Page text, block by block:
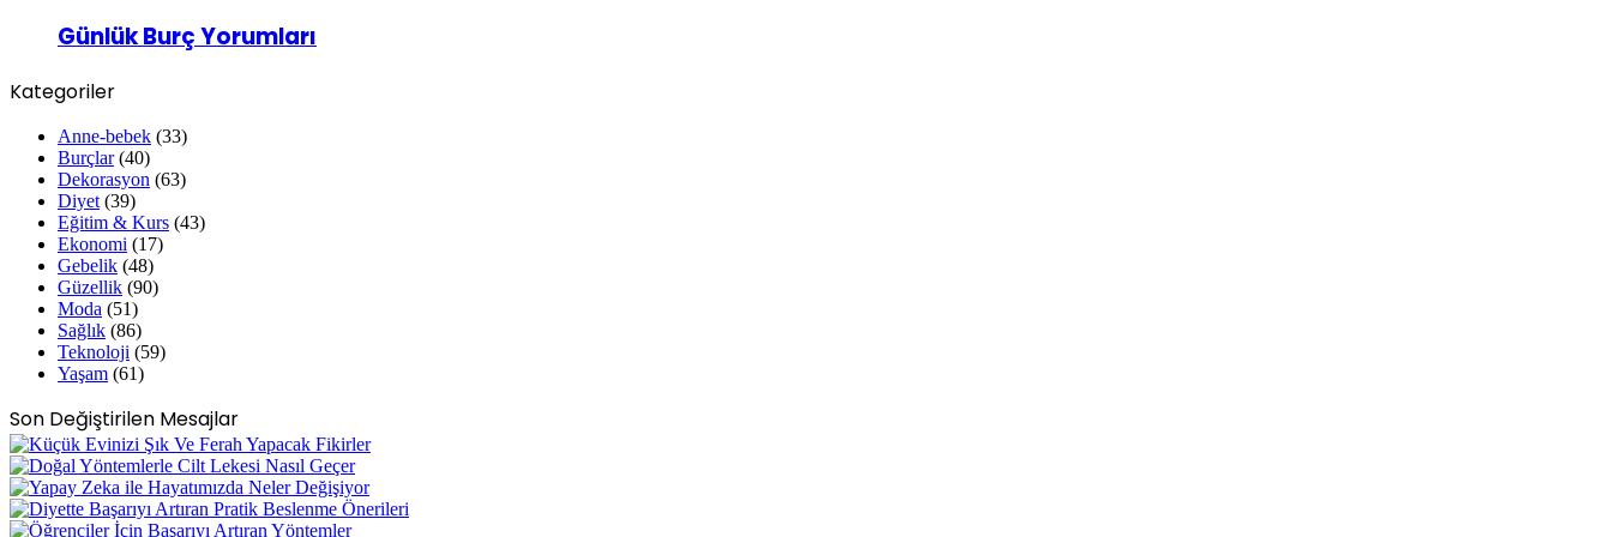
Günlük Burç Yorumları
Kategoriler
Anne-bebek (33)
Burçlar(40)
Dekorasyon (63)
Diyet (39)
Eğitim & Kurs (43)
Ekonomi (17)
Gebelik (48)
Güzellik (90)
Moda (51)
Sağlık (86)
Teknoloji (59)
Yaşam (61)
Son Değiştirilen Mesajlar